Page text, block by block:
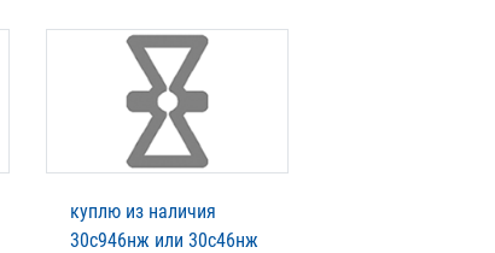
куплю из наличия
30с946нж или 30с46нж